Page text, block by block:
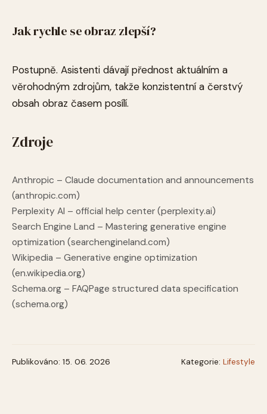
Jak rychle se obraz zlepší?
Postupně. Asistenti dávají přednost aktuálním a
věrohodným zdrojům, takže konzistentní a čerstvý
obsah obraz časem posílí.
Zdroje
Anthropic – Claude documentation and announcements
(anthropic.com)
Perplexity AI – official help center (perplexity.ai)
Search Engine Land – Mastering generative engine
optimization (searchengineland.com)
Wikipedia – Generative engine optimization
(en.wikipedia.org)
Schema.org – FAQPage structured data specification
(schema.org)
Publikováno: 15. 06. 2026 Kategorie: Lifestyle